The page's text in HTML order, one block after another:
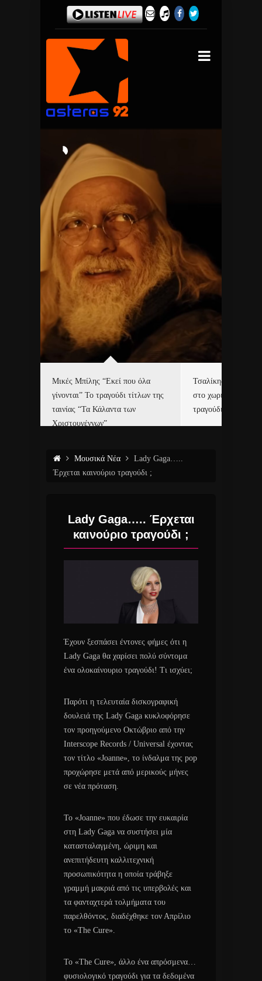
Μικές Μπίλης “Εκεί που όλα
γίνονται” Το τραγούδι τίτλων της
ταινίας “Τα Κάλαντα των
Χριστουγέννων”
Τσαλίκης,
στο χωριό του Άι
τραγούδι και video
Μουσικά Νέα
Lady Gaga…..
Έρχεται καινούριο τραγούδι ;
Lady Gaga….. Έρχεται
καινούριο τραγούδι ;
Έχουν ξεσπάσει έντονες φήμες ότι η
Lady Gaga θα χαρίσει πολύ σύντομα
ένα ολοκαίνουριο τραγούδι! Τι ισχύει;
Παρότι η τελευταία δισκογραφική
δουλειά της Lady Gaga κυκλοφόρησε
τον προηγούμενο Οκτώβριο από την
Interscope Records / Universal έχοντας
τον τίτλο «Joanne», το ίνδαλμα της pop
προχώρησε μετά από μερικούς μήνες
σε νέα πρόταση.
Το «Joanne» που έδωσε την ευκαιρία
στη Lady Gaga να συστήσει μία
κατασταλαγμένη, ώριμη και
ανεπιτήδευτη καλλιτεχνική
προσωπικότητα η οποία τράβηξε
γραμμή μακριά από τις υπερβολές και
τα φανταχτερά τολμήματα του
παρελθόντος, διαδέχθηκε τον Απρίλιο
το «The Cure».
Το «The Cure», άλλο ένα απρόσμενα…
φυσιολογικό τραγούδι για τα δεδομένα